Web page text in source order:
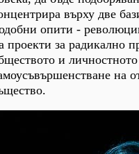
върху две
опити -
проекти за радикално
и личностното
на